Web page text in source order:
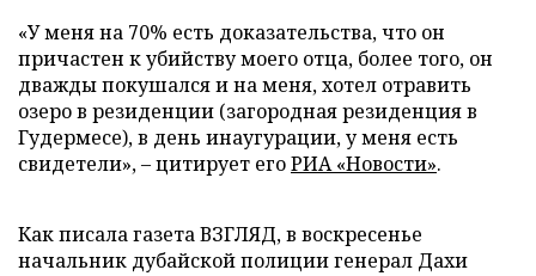
«У меня на 70% есть доказательства, что он
причастен к убийству моего отца, более того, он
дважды покушался и на меня, хотел отравить
озеро в резиденции (загородная резиденция в
Гудермесе), в день инаугурации, у меня есть
свидетели», – цитирует егоРИА «Новости».
Как писала газета ВЗГЛЯД, в воскресенье
начальник дубайской полиции генерал Дахи